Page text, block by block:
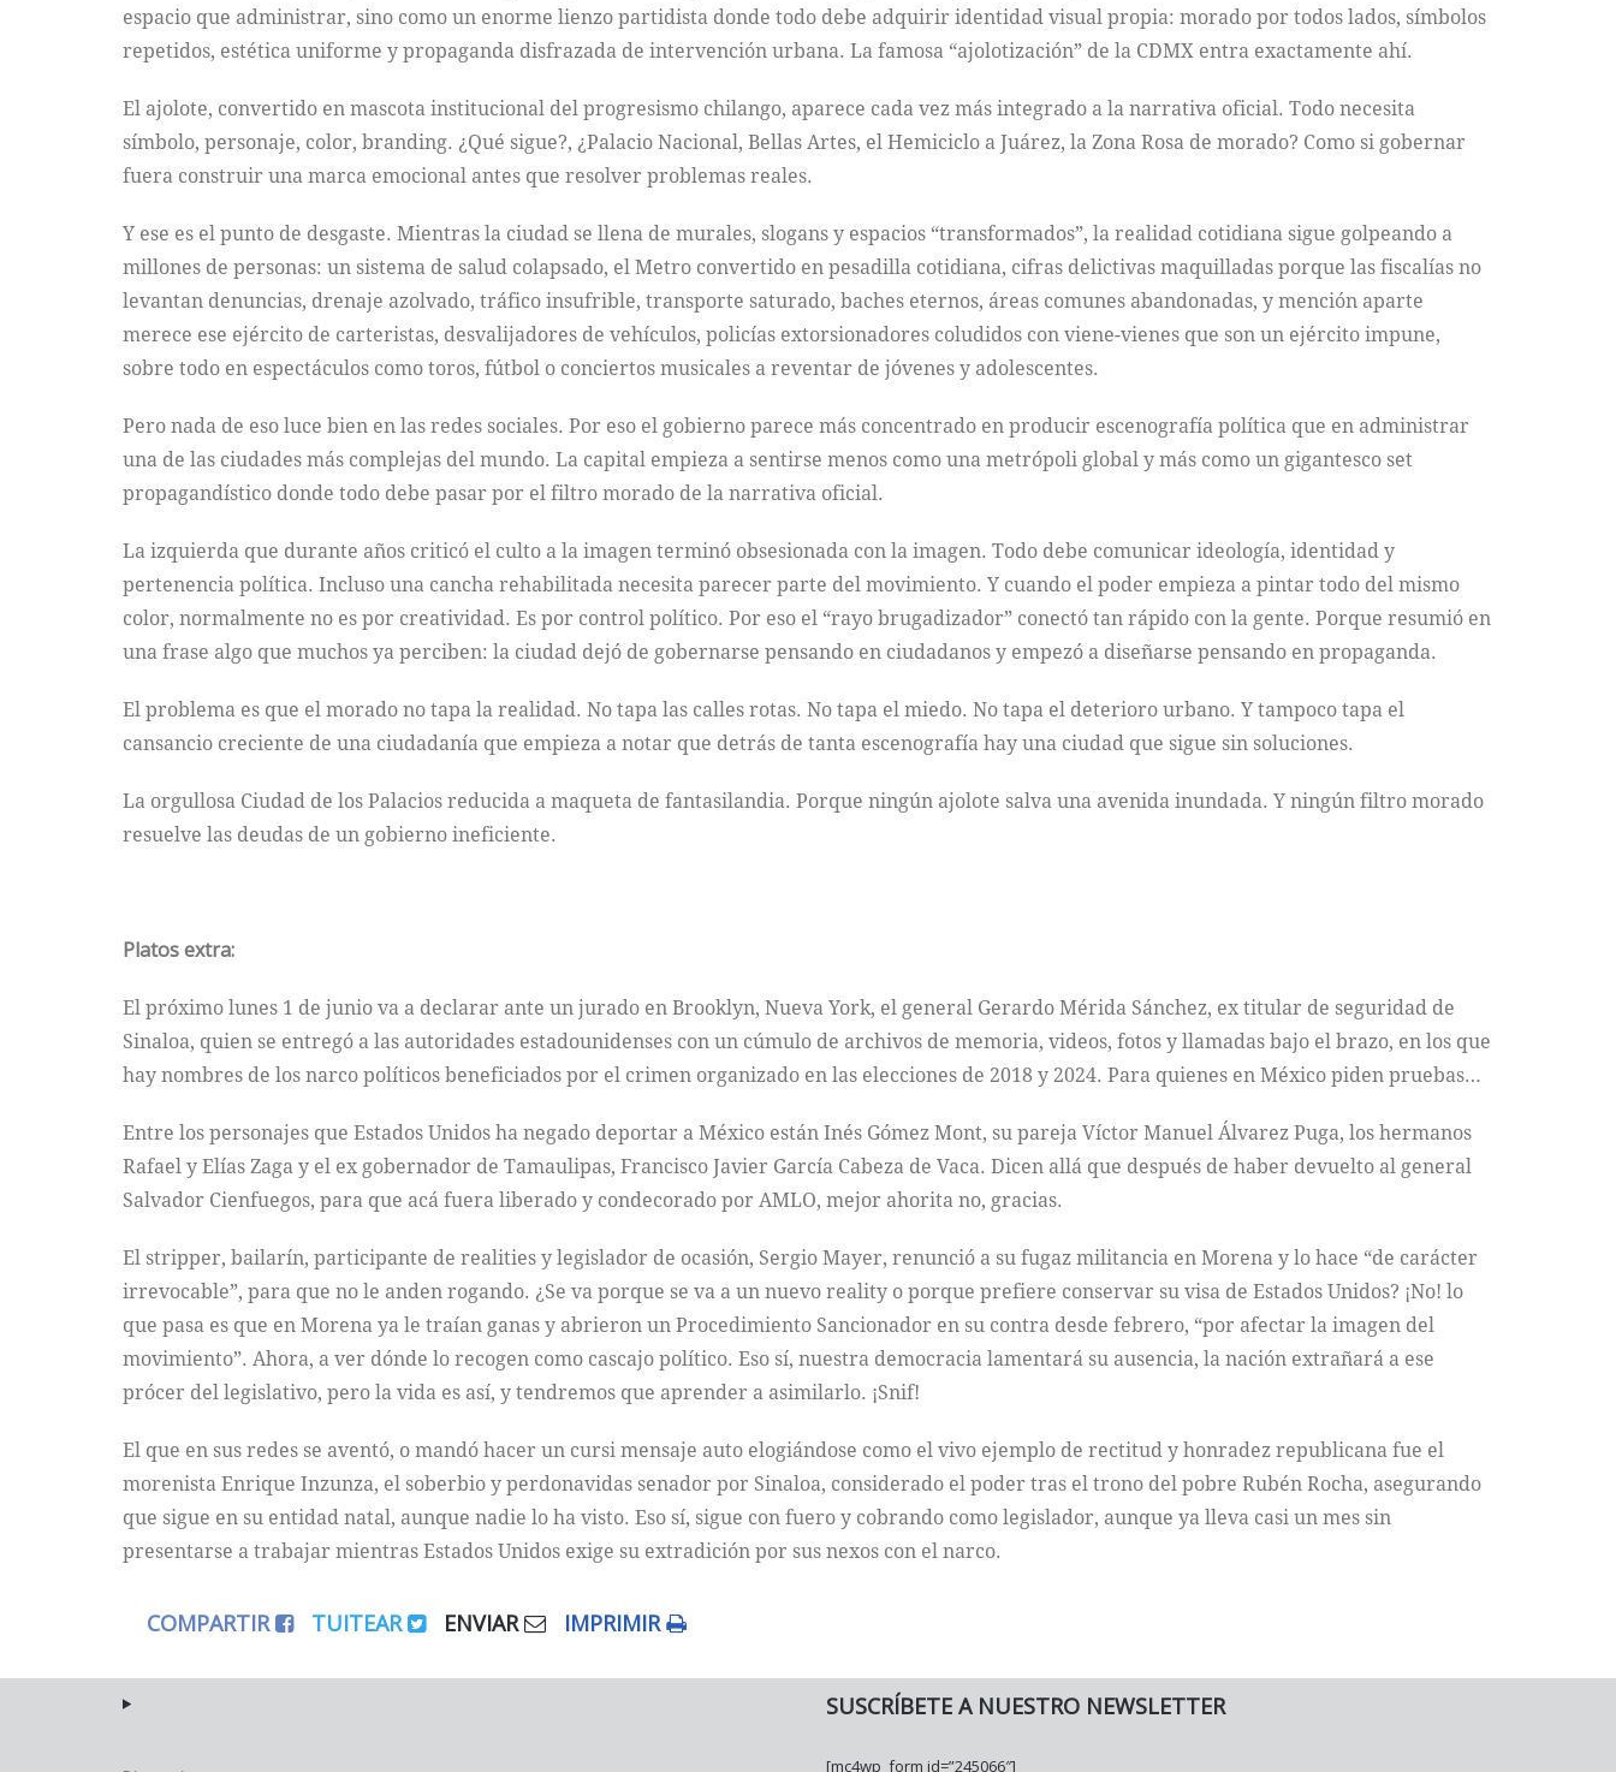
espacio que administrar, sino como un enorme lienzo partidista donde todo debe adquirir identidad visual propia: morado por todos lados, símbolos
repetidos, estética uniforme y propaganda disfrazada de intervención urbana. La famosa “ajolotización” de la CDMX entra exactamente ahí.
El ajolote, convertido en mascota institucional del progresismo chilango, aparece cada vez más integrado a la narrativa oficial. Todo necesita
símbolo, personaje, color, branding. ¿Qué sigue?, ¿Palacio Nacional, Bellas Artes, el Hemiciclo a Juárez, la Zona Rosa de morado? Como si gobernar
fuera construir una marca emocional antes que resolver problemas reales.
Y ese es el punto de desgaste. Mientras la ciudad se llena de murales, slogans y espacios “transformados”, la realidad cotidiana sigue golpeando a
millones de personas: un sistema de salud colapsado, el Metro convertido en pesadilla cotidiana, cifras delictivas maquilladas porque las fiscalías no
levantan denuncias, drenaje azolvado, tráfico insufrible, transporte saturado, baches eternos, áreas comunes abandonadas, y mención aparte
merece ese ejército de carteristas, desvalijadores de vehículos, policías extorsionadores coludidos con viene-vienes que son un ejército impune,
sobre todo en espectáculos como toros, fútbol o conciertos musicales a reventar de jóvenes y adolescentes.
Pero nada de eso luce bien en las redes sociales. Por eso el gobierno parece más concentrado en producir escenografía política que en administrar
una de las ciudades más complejas del mundo. La capital empieza a sentirse menos como una metrópoli global y más como un gigantesco set
propagandístico donde todo debe pasar por el filtro morado de la narrativa oficial.
La izquierda que durante años criticó el culto a la imagen terminó obsesionada con la imagen. Todo debe comunicar ideología, identidad y
pertenencia política. Incluso una cancha rehabilitada necesita parecer parte del movimiento. Y cuando el poder empieza a pintar todo del mismo
color, normalmente no es por creatividad. Es por control político. Por eso el “rayo brugadizador” conectó tan rápido con la gente. Porque resumió en
una frase algo que muchos ya perciben: la ciudad dejó de gobernarse pensando en ciudadanos y empezó a diseñarse pensando en propaganda.
El problema es que el morado no tapa la realidad. No tapa las calles rotas. No tapa el miedo. No tapa el deterioro urbano. Y tampoco tapa el
cansancio creciente de una ciudadanía que empieza a notar que detrás de tanta escenografía hay una ciudad que sigue sin soluciones.
La orgullosa Ciudad de los Palacios reducida a maqueta de fantasilandia. Porque ningún ajolote salva una avenida inundada. Y ningún filtro morado
resuelve las deudas de un gobierno ineficiente.
Platos extra:
El próximo lunes 1 de junio va a declarar ante un jurado en Brooklyn, Nueva York, el general Gerardo Mérida Sánchez, ex titular de seguridad de
Sinaloa, quien se entregó a las autoridades estadounidenses con un cúmulo de archivos de memoria, videos, fotos y llamadas bajo el brazo, en los que
hay nombres de los narco políticos beneficiados por el crimen organizado en las elecciones de 2018 y 2024. Para quienes en México piden pruebas…
Entre los personajes que Estados Unidos ha negado deportar a México están Inés Gómez Mont, su pareja Víctor Manuel Álvarez Puga, los hermanos
Rafael y Elías Zaga y el ex gobernador de Tamaulipas, Francisco Javier García Cabeza de Vaca. Dicen allá que después de haber devuelto al general
Salvador Cienfuegos, para que acá fuera liberado y condecorado por AMLO, mejor ahorita no, gracias.
El stripper, bailarín, participante de realities y legislador de ocasión, Sergio Mayer, renunció a su fugaz militancia en Morena y lo hace “de carácter
irrevocable”, para que no le anden rogando. ¿Se va porque se va a un nuevo reality o porque prefiere conservar su visa de Estados Unidos? ¡No! lo
que pasa es que en Morena ya le traían ganas y abrieron un Procedimiento Sancionador en su contra desde febrero, “por afectar la imagen del
movimiento”. Ahora, a ver dónde lo recogen como cascajo político. Eso sí, nuestra democracia lamentará su ausencia, la nación extrañará a ese
prócer del legislativo, pero la vida es así, y tendremos que aprender a asimilarlo. ¡Snif!
El que en sus redes se aventó, o mandó hacer un cursi mensaje auto elogiándose como el vivo ejemplo de rectitud y honradez republicana fue el
morenista Enrique Inzunza, el soberbio y perdonavidas senador por Sinaloa, considerado el poder tras el trono del pobre Rubén Rocha, asegurando
que sigue en su entidad natal, aunque nadie lo ha visto. Eso sí, sigue con fuero y cobrando como legislador, aunque ya lleva casi un mes sin
presentarse a trabajar mientras Estados Unidos exige su extradición por sus nexos con el narco.
COMPARTIR TUITEAR ENVIAR IMPRIMIR
SUSCRÍBETE A NUESTRO NEWSLETTER
[mc4wp_form id=”245066″]